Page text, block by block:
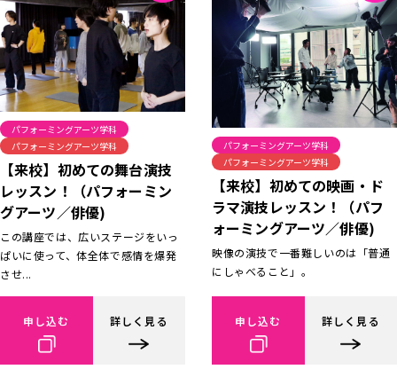
パフォーミングアーツ学科
パフォーミングアーツ学科
【来校】初めての舞台演技
レッスン！（パフォーミン
グアーツ／俳優)
この講座では、広いステージをいっ
ぱいに使って、体全体で感情を爆発
させ...
申し込む 詳しく見る
パフォーミングアーツ学科
パフォーミングアーツ学科
【来校】初めての映画・ド
ラマ演技レッスン！（パフ
ォーミングアーツ／俳優)
映像の演技で一番難しいのは「普通
にしゃべること」。
申し込む 詳しく見る